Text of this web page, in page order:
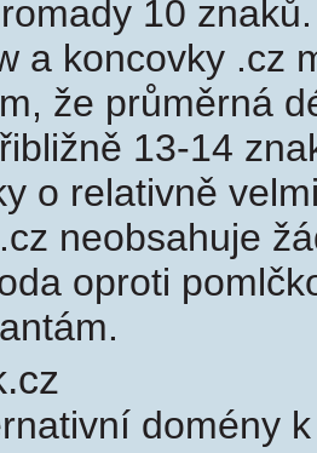
10
a koncovky .cz
že průměrná
13-14
o relativně
neobsahuje
oproti
domény